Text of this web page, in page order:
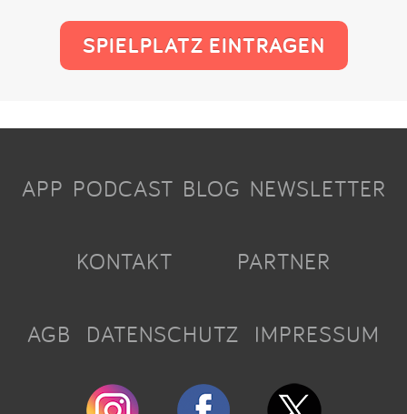
SPIELPLATZ EINTRAGEN
APP PODCAST BLOG NEWSLETTER
KONTAKT PARTNER
AGB DATENSCHUTZ IMPRESSUM